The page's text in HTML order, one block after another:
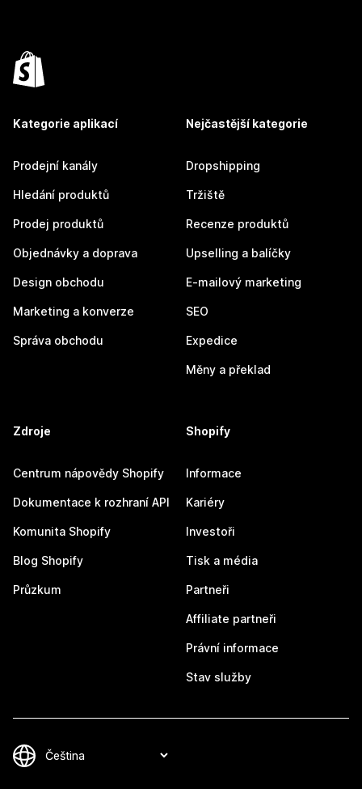
Kategorie aplikací
Prodejní kanály
Hledání produktů
Prodej produktů
Objednávky a doprava
Design obchodu
Marketing a konverze
Správa obchodu
Nejčastější kategorie
Dropshipping
Tržiště
Recenze produktů
Upselling a balíčky
E-mailový marketing
SEO
Expedice
Měny a překlad
Zdroje
Centrum nápovědy Shopify
Dokumentace k rozhraní API
Komunita Shopify
Blog Shopify
Průzkum
Shopify
Informace
Kariéry
Investoři
Tisk a média
Partneři
Affiliate partneři
Právní informace
Stav služby